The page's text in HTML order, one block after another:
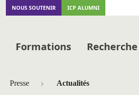
NOUS SOUTENIR ICP ALUMNI
Formations Recherche
Presse Actualités